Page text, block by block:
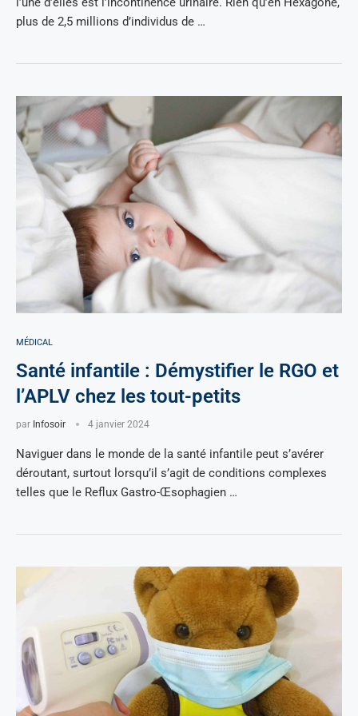
plus de 2,5 millions d’individus de …
MÉDICAL
Santé infantile : Démystifier le RGO et
l’APLV chez les tout-petits
par Infosoir 4 janvier 2024
Naviguer dans le monde de la santé infantile peut s’avérer
déroutant, surtout lorsqu’il s’agit de conditions complexes
telles que le Reflux Gastro-Œsophagien …